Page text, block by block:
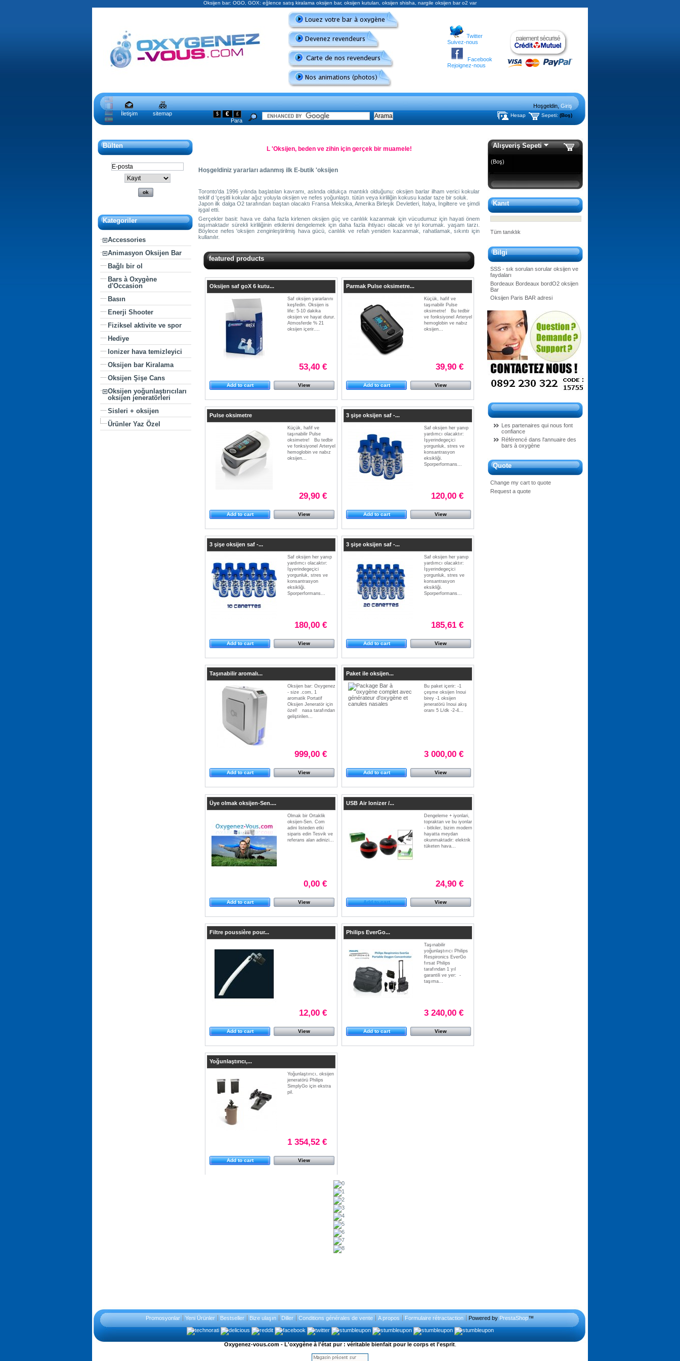
Oksijen bar: OGO, GOX: eğlence satış kiralama oksijen bar, oksijen kutuları, oksijen shisha, nargile oksijen bar o2 var
Twitter
Suivez-nous
Facebook
Rejoignez-nous
İletişim sitemap
Hoşgeldin, Giriş
Sepeti: (Boş)
Hesap
$ € £
Para
Bülten
Kategoriler
Accessories
Animasyon Oksijen Bar
Bağlı bir ol
Bars à Oxygène
d'Occasion
Basın
Enerji Shooter
Fiziksel aktivite ve spor
Hediye
Ionizer hava temizleyici
Oksijen bar Kiralama
Oksijen Şişe Cans
Oksijen yoğunlaştırıcıları
oksijen jeneratörleri
Sisleri + oksijen
Ürünler Yaz Özel
L 'Oksijen, beden ve zihin için gerçek bir muamele!
Hoşgeldiniz yararları adanmış ilk E-butik 'oksijen
Toronto'da 1996 yılında başlatılan kavramı, aslında oldukça mantıklı olduğunu: oksijen barlar ilham verici kokular
teklif d 'çeşitli kokular ağız yoluyla oksijen ve nefes yoğunlaştı. tütün veya kirliliğin kokusu kadar taze bir soluk.
Japon ilk dalga O2 tarafından baştan olacaktı Fransa Meksika, Amerika Birleşik Devletleri, İtalya, İngiltere ve şimdi
işgal etti.
Gerçekler basit: hava ve daha fazla kirlenen oksijen güç ve canlılık kazanmak için vücudumuz için hayati önem
taşımaktadır sürekli kirliliğinin etkilerini dengelemek için daha fazla ihtiyacı olacak ve iyi korumak. yaşam tarzı.
Böylece nefes 'oksijen zenginleştirilmiş hava gücü, canlılık ve refah yeniden kazanmak, rahatlamak, sıkıntı için
kullanılır.
featured products
Oksijen saf goX 6 kutu...
Saf oksijen yararlarını
keşfedin. Oksijen is
life: 5-10 dakika
oksijen ve hayat durur.
Atmosferde % 21
oksijen içerir....
53,40 €
View
Add to cart
Parmak Pulse oksimetre...
Küçük, hafif ve
taşınabilir Pulse
oksimetre! Bu tedbir
ve fonksiyonel Arteryel
hemoglobin ve nabız
oksijen...
39,90 €
View
Add to cart
Pulse oksimetre
Küçük, hafif ve
taşınabilir Pulse
oksimetre! Bu tedbir
ve fonksiyonel Arteryel
hemoglobin ve nabız
oksijen...
29,90 €
View
Add to cart
3 şişe oksijen saf -...
Saf oksijen her yanıp
yardımcı olacaktır:
İşyerindegeçici
yorgunluk, stres ve
konsantrasyon
eksikliği.
Sporperformans...
120,00 €
View
Add to cart
3 şişe oksijen saf -...
Saf oksijen her yanıp
yardımcı olacaktır:
İşyerindegeçici
yorgunluk, stres ve
konsantrasyon
eksikliği.
Sporperformans...
180,00 €
View
Add to cart
3 şişe oksijen saf -...
Saf oksijen her yanıp
yardımcı olacaktır:
İşyerindegeçici
yorgunluk, stres ve
konsantrasyon
eksikliği.
Sporperformans...
185,61 €
View
Add to cart
Taşınabilir aromalı...
Oksijen bar: Oxygenez
- size .com, 1
aromatik Portatif
Oksijen Jeneratör için
özel! nasa tarafından
geliştirilen...
999,00 €
View
Add to cart
Paket ile oksijen...
Bu paket içerir: -1
çeşme oksijen Inoui
birey -1 oksijen
jeneratörü Inoui akış
oranı 5 L/dk -2-4...
3 000,00 €
View
Add to cart
Üye olmak oksijen-Sen....
Olmak bir Ortaklik
oksijen-Sen. Com
adini listeden etki
siparis edin Tesvik ve
referans alan adinizi...
0,00 €
View
Add to cart
USB Air Ionizer /...
Dengeleme + iyonlari,
topraktan ve bu iyonlar
- bitkiler, bizim modern
hayatta meydan
okunmaktadir: elektrik
tüketen hava...
24,90 €
View
Add to cart
Filtre poussière pour...
12,00 €
View
Add to cart
Philips EverGo...
Taşınabilir
yoğunlaştırıcı Philips
Respironics EverGo
fırsat Philips
tarafından 1 yıl
garantili ve yer: -
taşıma...
3 240,00 €
View
Add to cart
Yoğunlaştırıcı,...
Yoğunlaştırıcı, oksijen
jeneratörü Philips
SimplyGo için ekstra
pil.
1 354,52 €
View
Add to cart
Alışveriş Sepeti
(Boş)
Kanıt
Tüm tanıklık
Bilgi
SSS - sık sorulan sorular oksijen ve
faydaları
Bordeaux Bordeaux bordO2 oksijen
Bar
Oksijen Paris BAR adresi
Les partenaires qui nous font
confiance
Référencé dans l'annuaire des
bars à oxygène
Quote
Change my cart to quote
Request a quote
Promosyonlar Yeni Ürünler Bestseller Bize ulaşın Diller Conditions générales de vente A propos Formulaire rétractaction Powered by PrestaShop™
Oxygenez-vous.com - L'oxygène à l'état pur : véritable bienfait pour le corps et l'esprit.